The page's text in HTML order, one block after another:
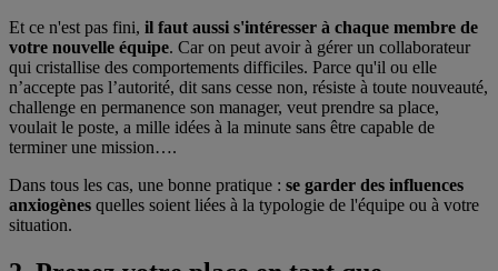
Et ce n'est pas fini, il faut aussi s'intéresser à chaque membre de
votre nouvelle équipe. Car on peut avoir à gérer un collaborateur
qui cristallise des comportements difficiles. Parce qu'il ou elle
n’accepte pas l’autorité, dit sans cesse non, résiste à toute nouveauté,
challenge en permanence son manager, veut prendre sa place,
voulait le poste, a mille idées à la minute sans être capable de
terminer une mission….
Dans tous les cas, une bonne pratique : se garder des influences
anxiogènes quelles soient liées à la typologie de l'équipe ou à votre
situation.